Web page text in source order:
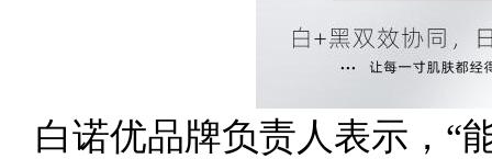
白诺优品牌负责人表示，